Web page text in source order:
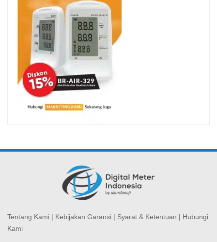
Tentang Kami | Kebijakan Garansi | Syarat & Ketentuan | Hubungi
Kami